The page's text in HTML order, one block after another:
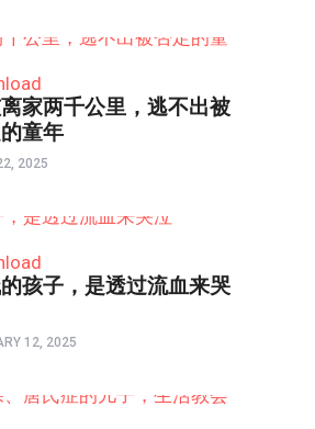
家两千公里，逃不出被
童年
2025
孩子，是透过流血来哭
12, 2025